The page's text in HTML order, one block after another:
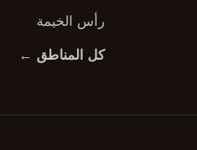
رأس الخيمة
كل المناطق ←